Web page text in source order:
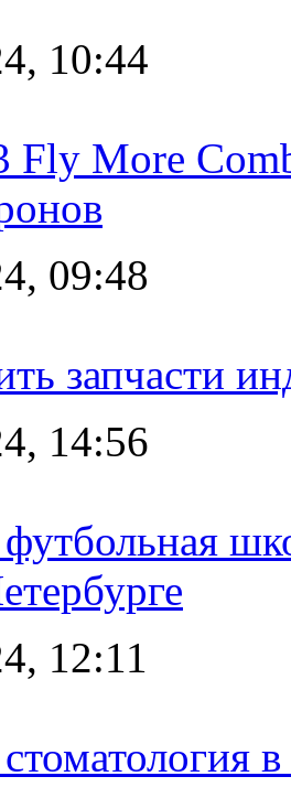
10:44
Fly More
09:48
запчасти
14:56
футбольная
12:11